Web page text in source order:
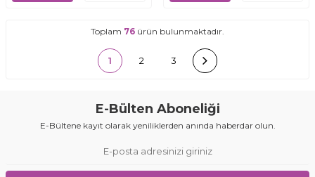
Toplam 76 ürün bulunmaktadır.
1 2 3
E-Bülten Aboneliği
E-Bültene kayıt olarak yeniliklerden anında haberdar olun.